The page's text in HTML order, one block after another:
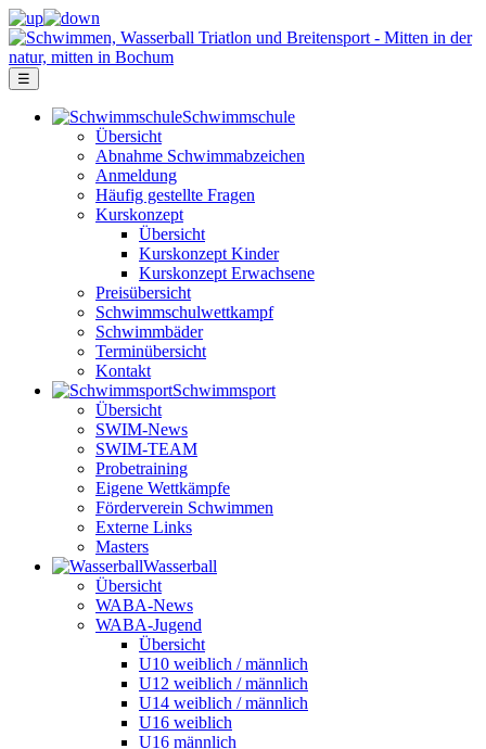
☰
Schwimm­schule
Übersicht
Ab­nah­me Schwimm­ab­zei­chen
Anmeldung
Häufig gestellte Fragen
Kurs­konzept
Übersicht
Kurskonzept Kinder
Kurskonzept Erwachsene
Preis­über­sicht
Schwimm­schul­wett­kampf
Schwimm­bäder
Terminübersicht
Kontakt
Schwimm­sport
Übersicht
SWIM-News
SWIM-TEAM
Probe­training
Eigene Wettkämpfe
Förderverein Schwimmen
Externe Links
Masters
Wasser­ball
Übersicht
WABA-News
WABA-Jugend
Übersicht
U10 weiblich / männlich
U12 weiblich / männlich
U14 weiblich / männlich
U16 weiblich
U16 männlich